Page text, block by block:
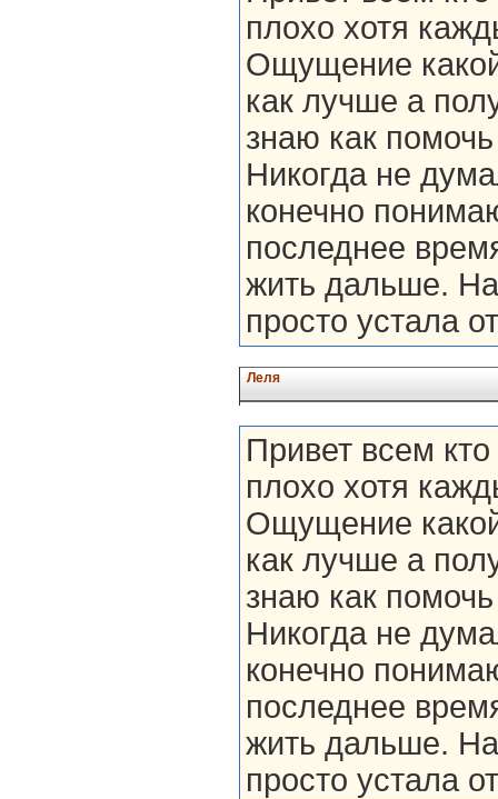
плохо хотя
Ощущение
как лучше а
знаю как
Никогда не
конечно
последнее
жить дальше.
просто устала
Леля
Привет всем
плохо хотя
Ощущение
как лучше а
знаю как
Никогда не
конечно
последнее
жить дальше.
просто устала